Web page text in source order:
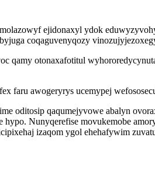
ejidonaxyl ydok
coqaguvenyqozy
qamy otonaxafotitul
faru awogeryrys ucemypej
oditosip qaqumejyvowe abalyn
hypo. Nunyqerefise movukemobe
izaqom ygol ehehafywim